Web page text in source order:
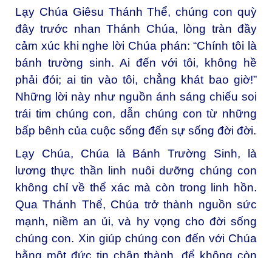
Lạy Chúa Giêsu Thánh Thể, chúng con quỳ
đây trước nhan Thánh Chúa, lòng tràn đầy
cảm xúc khi nghe lời Chúa phán: “Chính tôi là
bánh trường sinh. Ai đến với tôi, không hề
phải đói; ai tin vào tôi, chẳng khát bao giờ!”
Những lời này như nguồn ánh sáng chiếu soi
trái tim chúng con, dẫn chúng con từ những
bấp bênh của cuộc sống đến sự sống đời đời.
Lạy Chúa, Chúa là Bánh Trường Sinh, là
lương thực thần linh nuôi dưỡng chúng con
không chỉ về thể xác mà còn trong linh hồn.
Qua Thánh Thể, Chúa trở thành nguồn sức
mạnh, niềm an ủi, và hy vọng cho đời sống
chúng con. Xin giúp chúng con đến với Chúa
bằng một đức tin chân thành, để không còn